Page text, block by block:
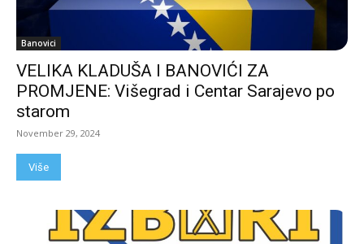
Banovici
VELIKA KLADUŠA I BANOVIĆI ZA
PROMJENE: Višegrad i Centar Sarajevo po
starom
November 29, 2024
Više